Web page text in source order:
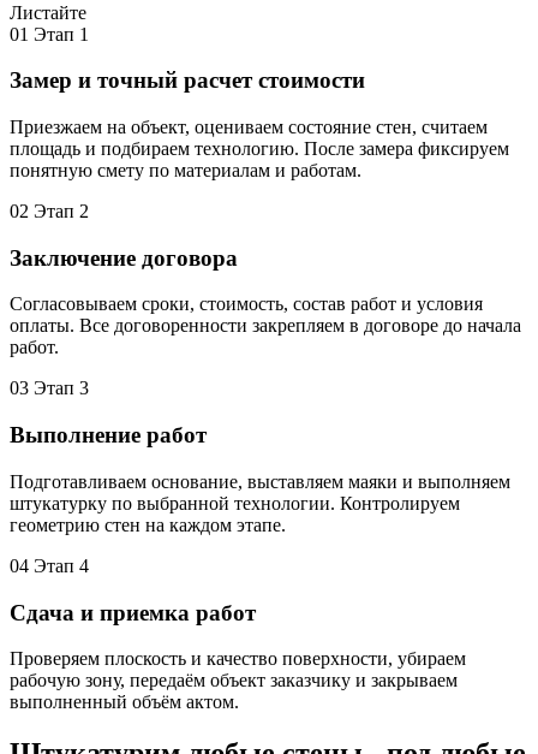
Листайте
01 Этап 1
Замер и точный расчет стоимости
Приезжаем на объект, оцениваем состояние стен, считаем
площадь и подбираем технологию. После замера фиксируем
понятную смету по материалам и работам.
02 Этап 2
Заключение договора
Согласовываем сроки, стоимость, состав работ и условия
оплаты. Все договоренности закрепляем в договоре до начала
работ.
03 Этап 3
Выполнение работ
Подготавливаем основание, выставляем маяки и выполняем
штукатурку по выбранной технологии. Контролируем
геометрию стен на каждом этапе.
04 Этап 4
Сдача и приемка работ
Проверяем плоскость и качество поверхности, убираем
рабочую зону, передаём объект заказчику и закрываем
выполненный объём актом.